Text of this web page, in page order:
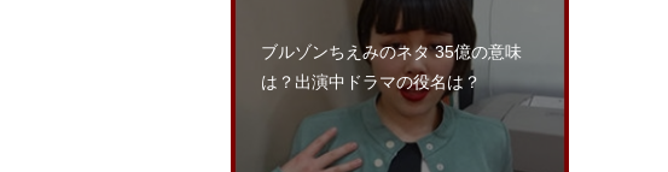
ブルゾンちえみのネタ 35億の意味
は？出演中ドラマの役名は？